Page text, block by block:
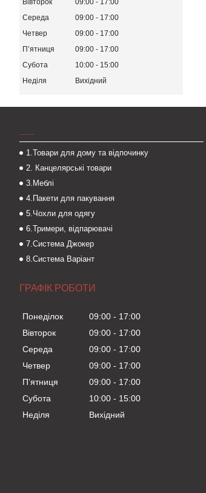
Вівторок
09:00
17:00
Середа
09:00
17:00
Четвер
09:00
17:00
Пʼятниця
09:00
17:00
Субота
10:00
15:00
Неділя
Вихідний
1.Товари для дому та відпочинку
2. Канцелярські товари
3.Меблі
4.Пакети для пакування
5.Чохли для одягу
6.Тримери, відпарювачі
7.Система Джокер
8.Система Варіант
ГРАФІК РОБОТИ
Понеділок 09:00
17:00
Вівторок
09:00
17:00
Середа
09:00
17:00
Четвер
09:00
17:00
Пʼятниця
09:00
17:00
Субота
10:00
15:00
Неділя
Вихідний